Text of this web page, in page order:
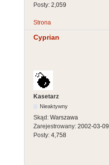
Posty: 2,059
Strona
Cyprian
Kasetarz
Nieaktywny
Skąd: Warszawa
Zarejestrowany: 2002-03-09
Posty: 4,758